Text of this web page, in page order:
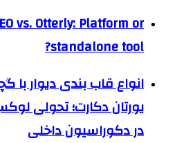
vs. Otterly: Platform or
standalone tool?
انواع قاب بندی دیوار
یورتان دکارت؛ تحولی
در دکوراسیون داخلی